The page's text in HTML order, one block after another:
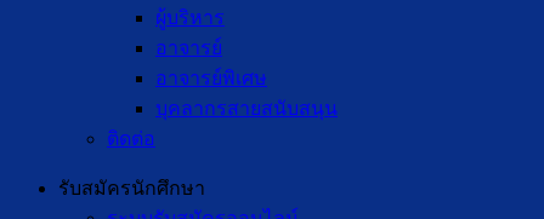
ผู้บริหาร
อาจารย์
อาจารย์พิเศษ
บุคลากรสายสนับสนุน
ติดต่อ
รับสมัครนักศึกษา